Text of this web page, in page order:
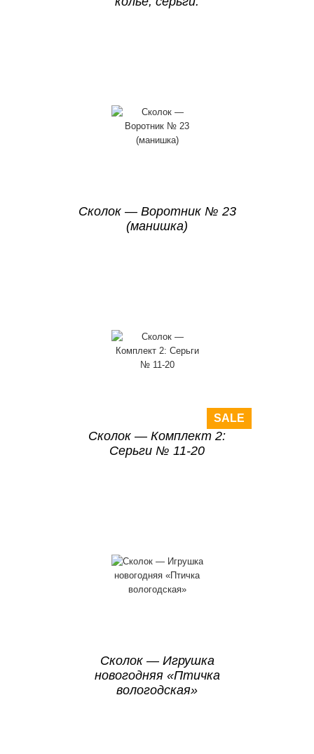
Сколок — Воротник № 23
(манишка)
SALE
Сколок — Комплект 2:
Серьги № 11-20
Сколок — Игрушка
новогодняя «Птичка
вологодская»